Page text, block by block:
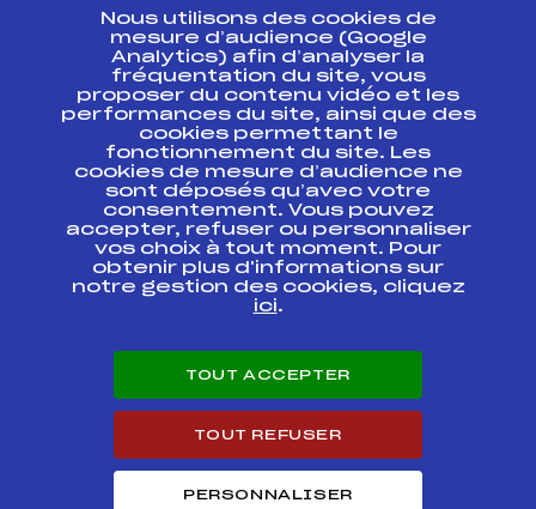
Ressources
Pass’Neige
Projet sportif fédéral
Projet de performance fédéral
Antidopage
Pôle Développement, Formation, Suivi
Scientifique
Listes ministérielles
Pôle vie de l’athlète
Enseignement professionnel
Carrières
Nous utilisons des cookies de
mesure d’audience (Google
Analytics) afin d’analyser la
fréquentation du site, vous
proposer du contenu vidéo et les
performances du site, ainsi que des
cookies permettant le
fonctionnement du site. Les
cookies de mesure d’audience ne
sont déposés qu’avec votre
consentement. Vous pouvez
accepter, refuser ou personnaliser
vos choix à tout moment. Pour
obtenir plus d'informations sur
notre gestion des cookies, cliquez
ici.
TOUT ACCEPTER
TOUT REFUSER
PERSONNALISER